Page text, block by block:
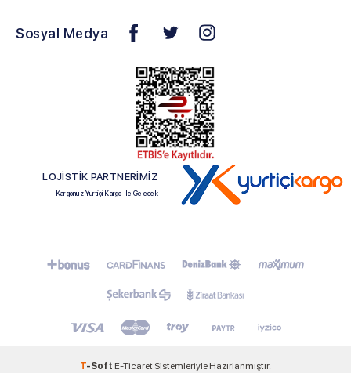
Sosyal Medya
LOJİSTİK PARTNERİMİZ
Kargonuz Yurtiçi Kargo İle Gelecek
T-Soft E-Ticaret Sistemleriyle Hazırlanmıştır.